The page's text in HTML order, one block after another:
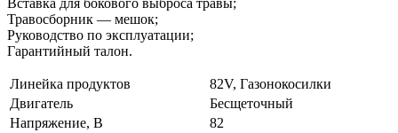
Травосборник — мешок;
Руководство по эксплуатации;
Гарантийный талон.
Линейка продуктов
82V, Газонокосилки
Двигатель
Бесщеточный
Напряжение, В
82